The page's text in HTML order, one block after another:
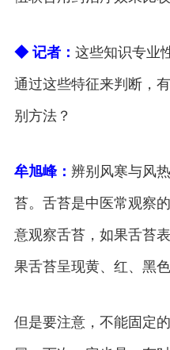
◆ 记者： 这些知识专业
通过这些特征来判断，
别方法？
牟旭峰： 辨别风寒与风
苔。舌苔是中医常观察
意观察舌苔，如果舌苔
果舌苔呈现黄、红、黑
但是要注意，不能固定